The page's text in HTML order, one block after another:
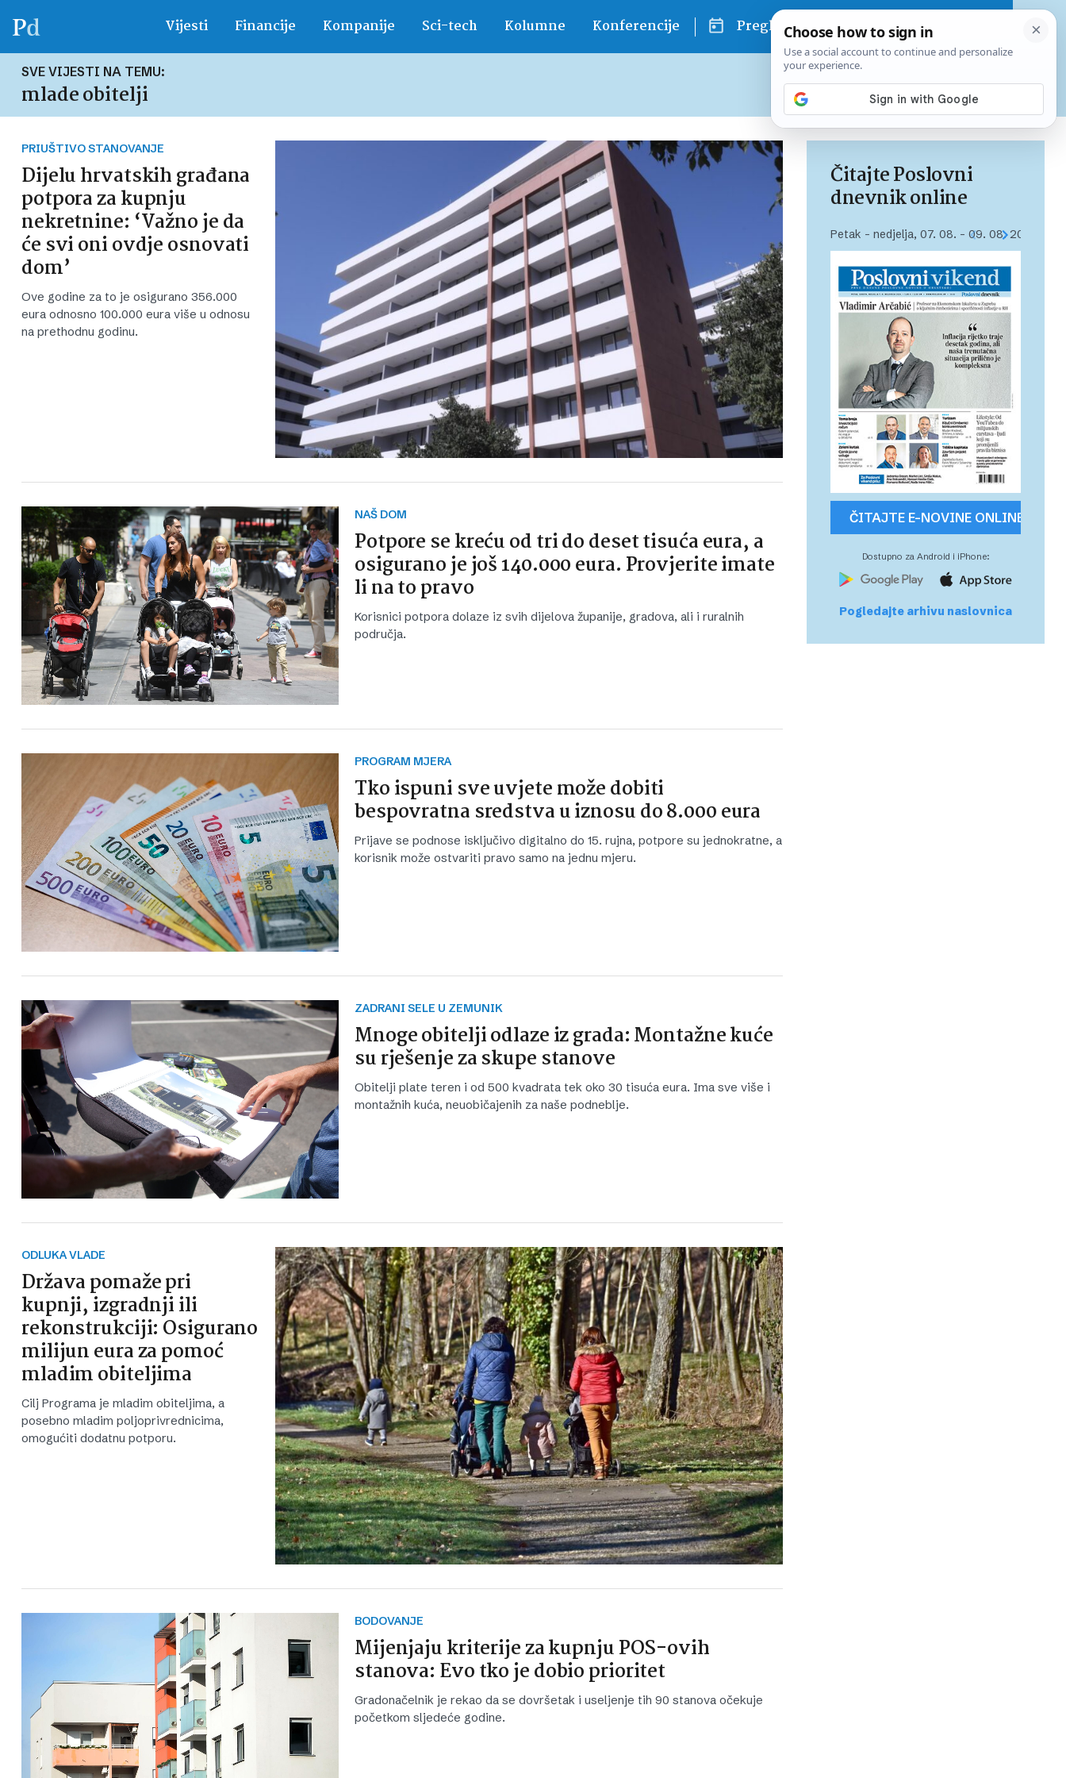
Vijesti Financije Kompanije Sci-tech Kolumne Konferencije Pregled dana
SVE VIJESTI NA TEMU:
mlade obitelji
Već od 10 EUR mjesečno
PRIUŠTIVO STANOVANJE
Dijelu hrvatskih građana
potpora za kupnju
nekretnine: ‘Važno je da
će svi oni ovdje osnovati
dom’
Ove godine za to je osigurano 356.000
eura odnosno 100.000 eura više u odnosu
na prethodnu godinu.
NAŠ DOM
Potpore se kreću od tri do deset tisuća eura, a
osigurano je još 140.000 eura. Provjerite imate
li na to pravo
Korisnici potpora dolaze iz svih dijelova županije, gradova, ali i ruralnih
područja.
PROGRAM MJERA
Tko ispuni sve uvjete može dobiti
bespovratna sredstva u iznosu do 8.000 eura
Prijave se podnose isključivo digitalno do 15. rujna, potpore su jednokratne, a
korisnik može ostvariti pravo samo na jednu mjeru.
ZADRANI SELE U ZEMUNIK
Mnoge obitelji odlaze iz grada: Montažne kuće
su rješenje za skupe stanove
Obitelji plate teren i od 500 kvadrata tek oko 30 tisuća eura. Ima sve više i
montažnih kuća, neuobičajenih za naše podneblje.
ODLUKA VLADE
Država pomaže pri
kupnji, izgradnji ili
rekonstrukciji: Osigurano
milijun eura za pomoć
mladim obiteljima
Cilj Programa je mladim obiteljima, a
posebno mladim poljoprivrednicima,
omogućiti dodatnu potporu.
BODOVANJE
Mijenjaju kriterije za kupnju POS-ovih
stanova: Evo tko je dobio prioritet
Gradonačelnik je rekao da se dovršetak i useljenje tih 90 stanova očekuje
početkom sljedeće godine.
Čitajte Poslovni
dnevnik online
Petak – nedjelja, 07. 08. – 09. 08. 2026.
ČITAJTE E-NOVINE ONLINE
Dostupno za Android i iPhone:
Pogledajte arhivu naslovnica